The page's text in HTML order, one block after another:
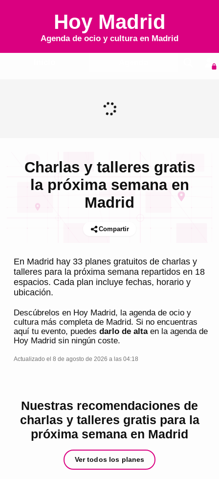
Hoy Madrid
Agenda de ocio y cultura en Madrid
Charlas y talleres gratis
la próxima semana en
Madrid
Compartir
En Madrid hay 33 planes gratuitos de charlas y
talleres para la próxima semana repartidos en 18
espacios. Cada plan incluye fechas, horario y
ubicación.
Descúbrelos en Hoy Madrid, la agenda de ocio y
cultura más completa de Madrid. Si no encuentras
aquí tu evento, puedes darlo de altaen la agenda de
Hoy Madrid sin ningún coste.
Actualizado el 8 de agosto de 2026 a las 04:18
Nuestras recomendaciones de
charlas y talleres gratis para la
próxima semana en Madrid
Ver todos los planes